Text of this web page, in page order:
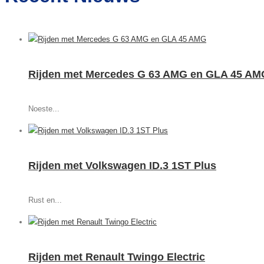
Rijden met Mercedes G 63 AMG en GLA 45
Noeste...
Rijden met Volkswagen ID.3 1ST Plus
Rust en...
Rijden met Renault Twingo Electric